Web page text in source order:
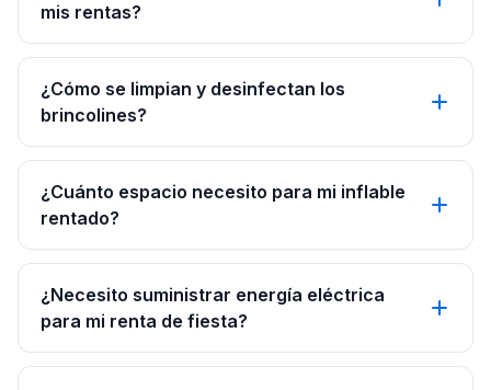
mis rentas?
¿Cómo se limpian y desinfectan los
brincolines?
¿Cuánto espacio necesito para mi inflable
rentado?
¿Necesito suministrar energía eléctrica
para mi renta de fiesta?